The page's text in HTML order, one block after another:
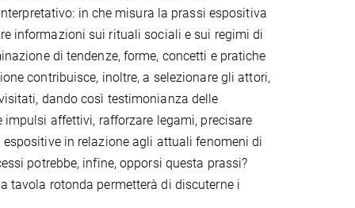
in che misura la prassi espositiva
informazioni sui rituali sociali e sui regimi di
di tendenze, forme, concetti e pratiche
contribuisce, inoltre, a selezionare gli attori,
dando così testimonianza delle
affettivi, rafforzare legami, precisare
in relazione agli attuali fenomeni di
potrebbe, infine, opporsi questa prassi?
tavola rotonda permetterà di discuterne i